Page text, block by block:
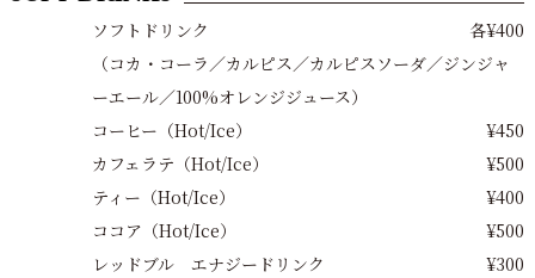
ソフトドリンク
各¥400
（コカ・コーラ／カルピス／カルピスソーダ／ジンジャ
ーエール／100%オレンジジュース）
コーヒー（Hot/Ice）
¥450
カフェラテ（Hot/Ice）
¥500
ティー（Hot/Ice）
¥400
ココア（Hot/Ice）
¥500
レッドブル エナジードリンク
¥300